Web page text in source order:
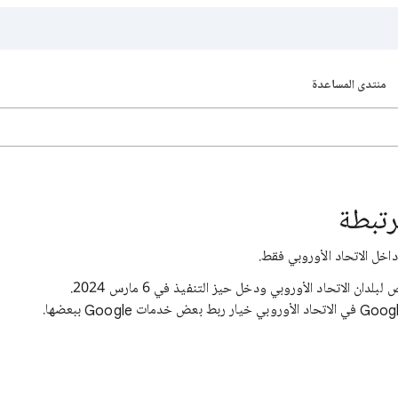
منتدى المساعدة
الاتحاد الأوروبي فقط.
هو قانون مخصّص لبلدان الاتحاد الأوروبي ودخل حيز التنفيذ في 6 مارس 2024.